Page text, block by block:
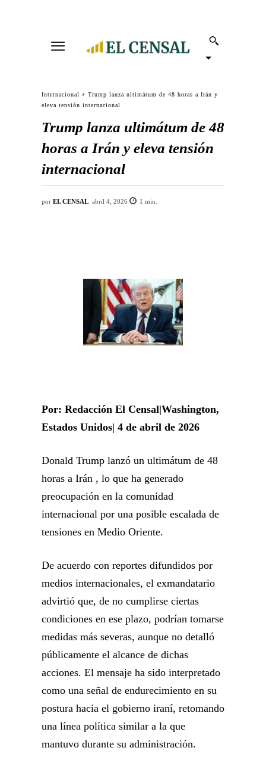
Internacional
Trump lanza ultimátum de 48 horas a Irán y
eleva tensión internacional
Trump lanza ultimátum de 48
horas a Irán y eleva tensión
internacional
por EL CENSAL abril 4, 2026 1 min.
Por: Redacción El Censal|Washington,
Estados Unidos| 4 de abril de 2026
Donald Trump lanzó un ultimátum de 48
horas a Irán , lo que ha generado
preocupación en la comunidad
internacional por una posible escalada de
tensiones en Medio Oriente.
De acuerdo con reportes difundidos por
medios internacionales, el exmandatario
advirtió que, de no cumplirse ciertas
condiciones en ese plazo, podrían tomarse
medidas más severas, aunque no detalló
públicamente el alcance de dichas
acciones. El mensaje ha sido interpretado
como una señal de endurecimiento en su
postura hacia el gobierno iraní, retomando
una línea política similar a la que
mantuvo durante su administración.